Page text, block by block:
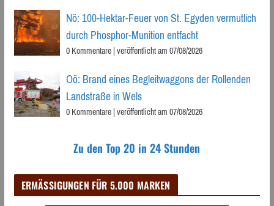
Nö: 100-Hektar-Feuer von St. Egyden vermutlich
durch Phosphor-Munition entfacht
0 Kommentare|veröffentlicht am 07/08/2026
Oö: Brand eines Begleitwaggons der Rollenden
Landstraße in Wels
0 Kommentare|veröffentlicht am 07/08/2026
Zu den Top 20 in 24 Stunden
ERMÄSSIGUNGEN FÜR 5.000 MARKEN